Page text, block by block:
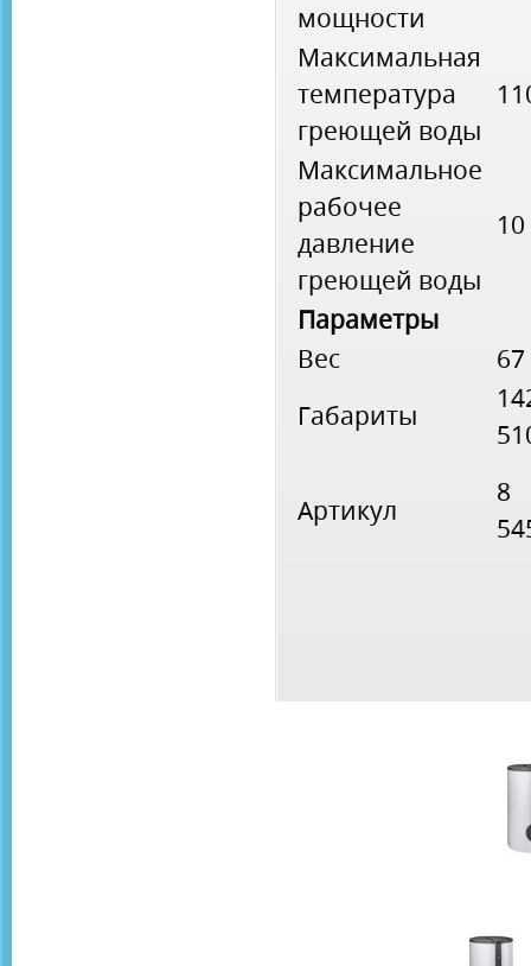
мощности
Максимальная
температура
греющей воды
Максимальное
рабочее
давление
греющей воды
10
Параметры
Вес
67
Габариты
Артикул
8